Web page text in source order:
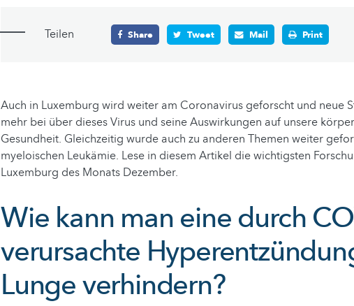
Teilen Share Tweet Mail Print
Auch in Luxemburg wird weiter am Coronavirus geforscht und neue
mehr bei über dieses Virus und seine Auswirkungen auf unsere
Gesundheit. Gleichzeitig wurde auch zu anderen Themen weiter
myeloischen Leukämie. Lese in diesem Artikel die wichtigsten
Luxemburg des Monats Dezember.
Wie kann man eine durch
verursachte
Lunge verhindern?